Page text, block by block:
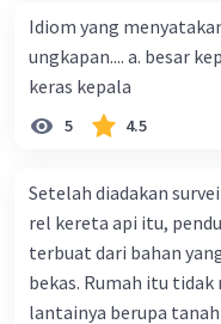
perusahaan kepada konsumen. Urutan
menjadi teks eksposisi yang
(4)-(5) B. (2)-(1)-(3)-(4)-(5) C. (3)-(1)-(2)-(5)-(4) D. (3)-(5)-
(4)-(1)-(2) E. (5)-(1)-
Idiom yang
ungkapan.... a. besar kepala b. besar mulut c. tinggi hati d.
keras kepala
5 4.5
Setelah diadakan
rel kereta api itu,
terbuat dari bahan
bekas. Rumah itu
lantainya berupa